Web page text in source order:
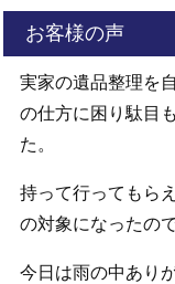
お客様の声
実家の遺品整理を
の仕方に困り駄目
た。
持って行ってもら
の対象になったの
今日は雨の中あり